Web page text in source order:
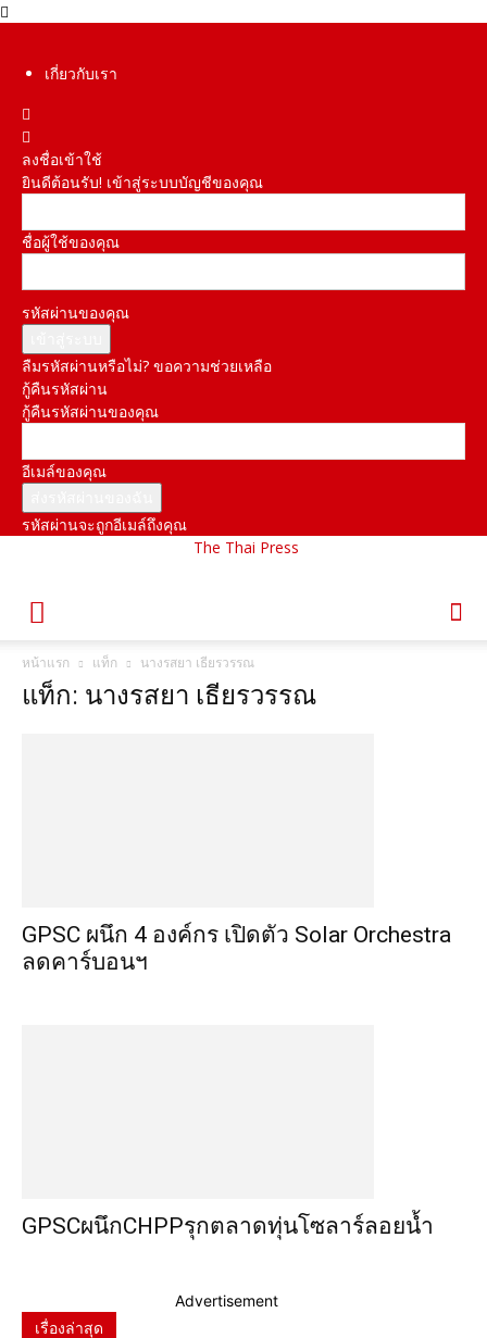
เกี่ยวกับเรา
ลงชื่อเข้าใช้
ยินดีต้อนรับ! เข้าสู่ระบบบัญชีของคุณ
ชื่อผู้ใช้ของคุณ
รหัสผ่านของคุณ
ลืมรหัสผ่านหรือไม่? ขอความช่วยเหลือ
กู้คืนรหัสผ่าน
กู้คืนรหัสผ่านของคุณ
อีเมล์ของคุณ
รหัสผ่านจะถูกอีเมล์ถึงคุณ
The Thai Press
หน้าแรก แท็ก นางรสยา เธียรวรรณ
แท็ก: นางรสยา เธียรวรรณ
GPSC ผนึก 4 องค์กร เปิดตัว Solar Orchestra
ลดคาร์บอนฯ
GPSCผนึกCHPPรุกตลาดทุ่นโซลาร์ลอยน้ำ
Advertisement
เรื่องล่าสุด